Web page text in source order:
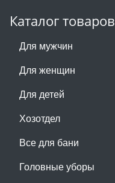
Каталог товаров
Для мужчин
Для женщин
Для детей
Хозотдел
Все для бани
Головные уборы